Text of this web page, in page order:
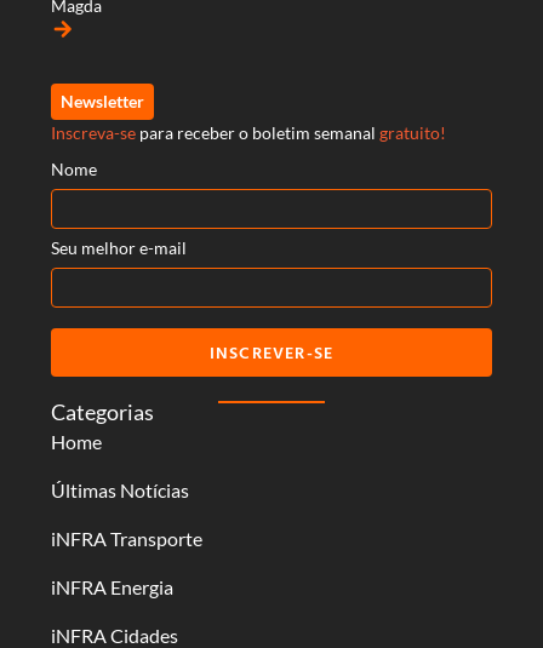
Categorias
Home
Últimas Notícias
iNFRA Transporte
iNFRA Energia
iNFRA Cidades
Magda
arrow_forward
Newsletter
Inscreva-se para receber o boletim semanal gratuito!
Nome
Seu melhor e-mail
INSCREVER-SE